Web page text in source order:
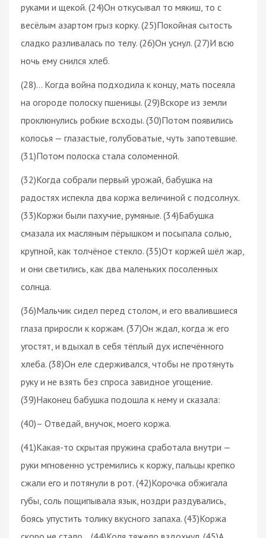
руками и щекой. (24)Он откусывал то мякиш, то с
весёлым азартом грыз корку. (25)Покойная сытость
сладко разливалась по телу. (26)Он уснул. (27)И всю
ночь ему снился хлеб.
(28)… Когда война подходила к концу, мать посеяла
на огороде полоску пшеницы. (29)Вскоре из земли
проклюнулись робкие всходы. (30)Потом появились
колосья — глазастые, голубоватые, чуть запотевшие.
(31)Потом полоска стала соломенной.
(32)Когда собрали первый урожай, бабушка на
радостях испекла два коржа величиной с подсолнух.
(33)Коржи были пахучие, румяные. (34)Бабушка
смазала их масляным пёрышком и посыпала солью,
крупной, как толчёное стекло. (35)От коржей шёл жар,
и они светились, как два маленьких посоленных
солнца.
(36)Мальчик сидел перед столом, и его ввалившиеся
глаза приросли к коржам. (37)Он ждал, когда ж его
угостят, и вдыхал в себя тёплый дух испечённого
хлеба. (38)Он еле сдерживался, чтобы не протянуть
руку и не взять без спроса завидное угощение.
(39)Наконец бабушка подошла к нему и сказала:
(40)– Отведай, внучок, моего коржа.
(41)Какая-то скрытая пружина сработала внутри —
руки мгновенно устремились к коржу, пальцы крепко
сжали его и потянули в рот. (42)Корочка обжигала
губы, соль пощипывала язык, ноздри раздувались,
боясь упустить толику вкусного запаха. (43)Коржа